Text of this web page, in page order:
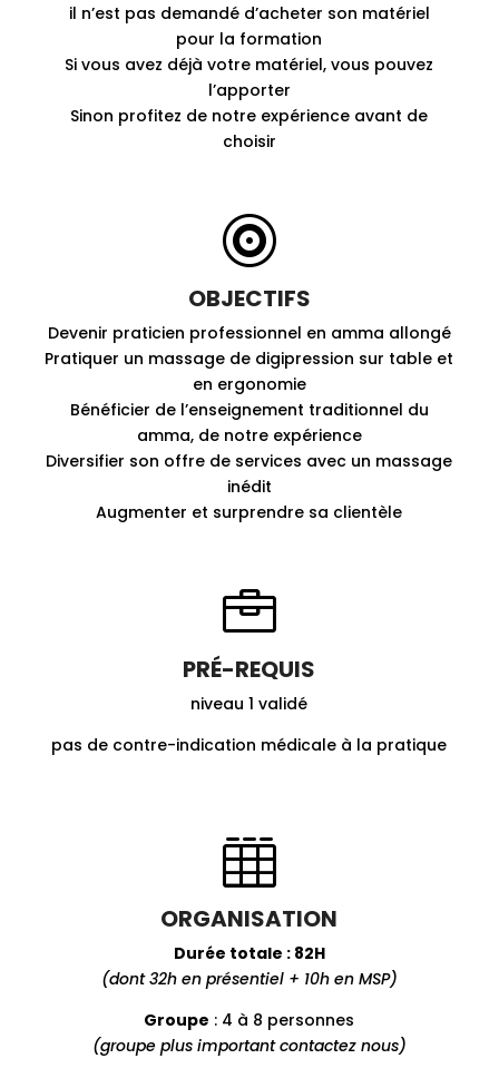
il n’est pas demandé d’acheter son matériel
pour la formation
Si vous avez déjà votre matériel, vous pouvez
l’apporter
Sinon profitez de notre expérience avant de
choisir

OBJECTIFS
Devenir praticien professionnel en amma allongé
Pratiquer un massage de digipression sur table et
en ergonomie
Bénéficier de l’enseignement traditionnel du
amma, de notre expérience
Diversifier son offre de services avec un massage
inédit
Augmenter et surprendre sa clientèle

PRÉ-REQUIS
niveau 1 validé
pas de contre-indication médicale à la pratique

ORGANISATION
Durée totale : 82H
(dont 32h en présentiel + 10h en MSP)
Groupe : 4 à 8 personnes
(groupe plus important contactez nous)